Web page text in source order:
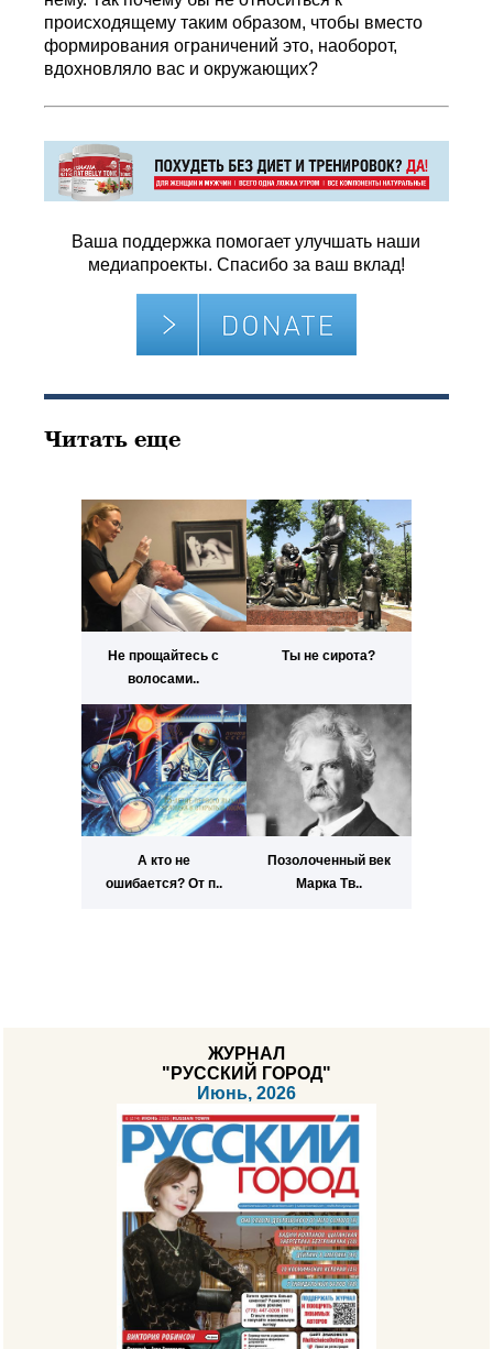
происходящему таким образом, чтобы вместо
формирования ограничений это, наоборот,
вдохновляло вас и окружающих?
Ваша поддержка помогает улучшать наши
медиапроекты. Спасибо за ваш вклад!
Читать еще
Не прощайтесь с
волосами..
Ты не сирота?
А кто не
ошибается? От п..
Позолоченный век
Марка Тв..
ЖУРНАЛ
"РУССКИЙ ГОРОД"
Июнь, 2026